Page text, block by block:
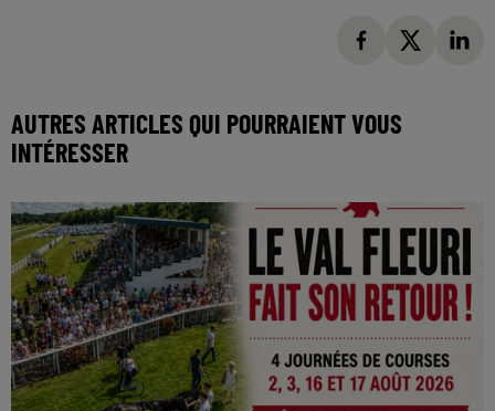
AUTRES ARTICLES QUI POURRAIENT VOUS
INTÉRESSER